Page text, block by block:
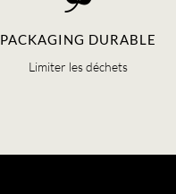
PACKAGING DURABLE
Limiter les déchets